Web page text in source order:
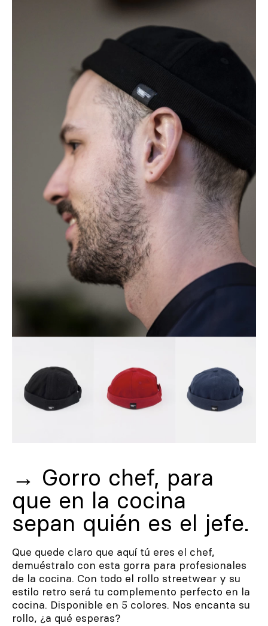
→ Gorro chef, para
que en la cocina
sepan quién es el jefe.
Que quede claro que aquí tú eres el chef,
demuéstralo con esta gorra para profesionales
de la cocina. Con todo el rollo streetwear y su
estilo retro será tu complemento perfecto en la
cocina. Disponible en 5 colores. Nos encanta su
rollo, ¿a qué esperas?